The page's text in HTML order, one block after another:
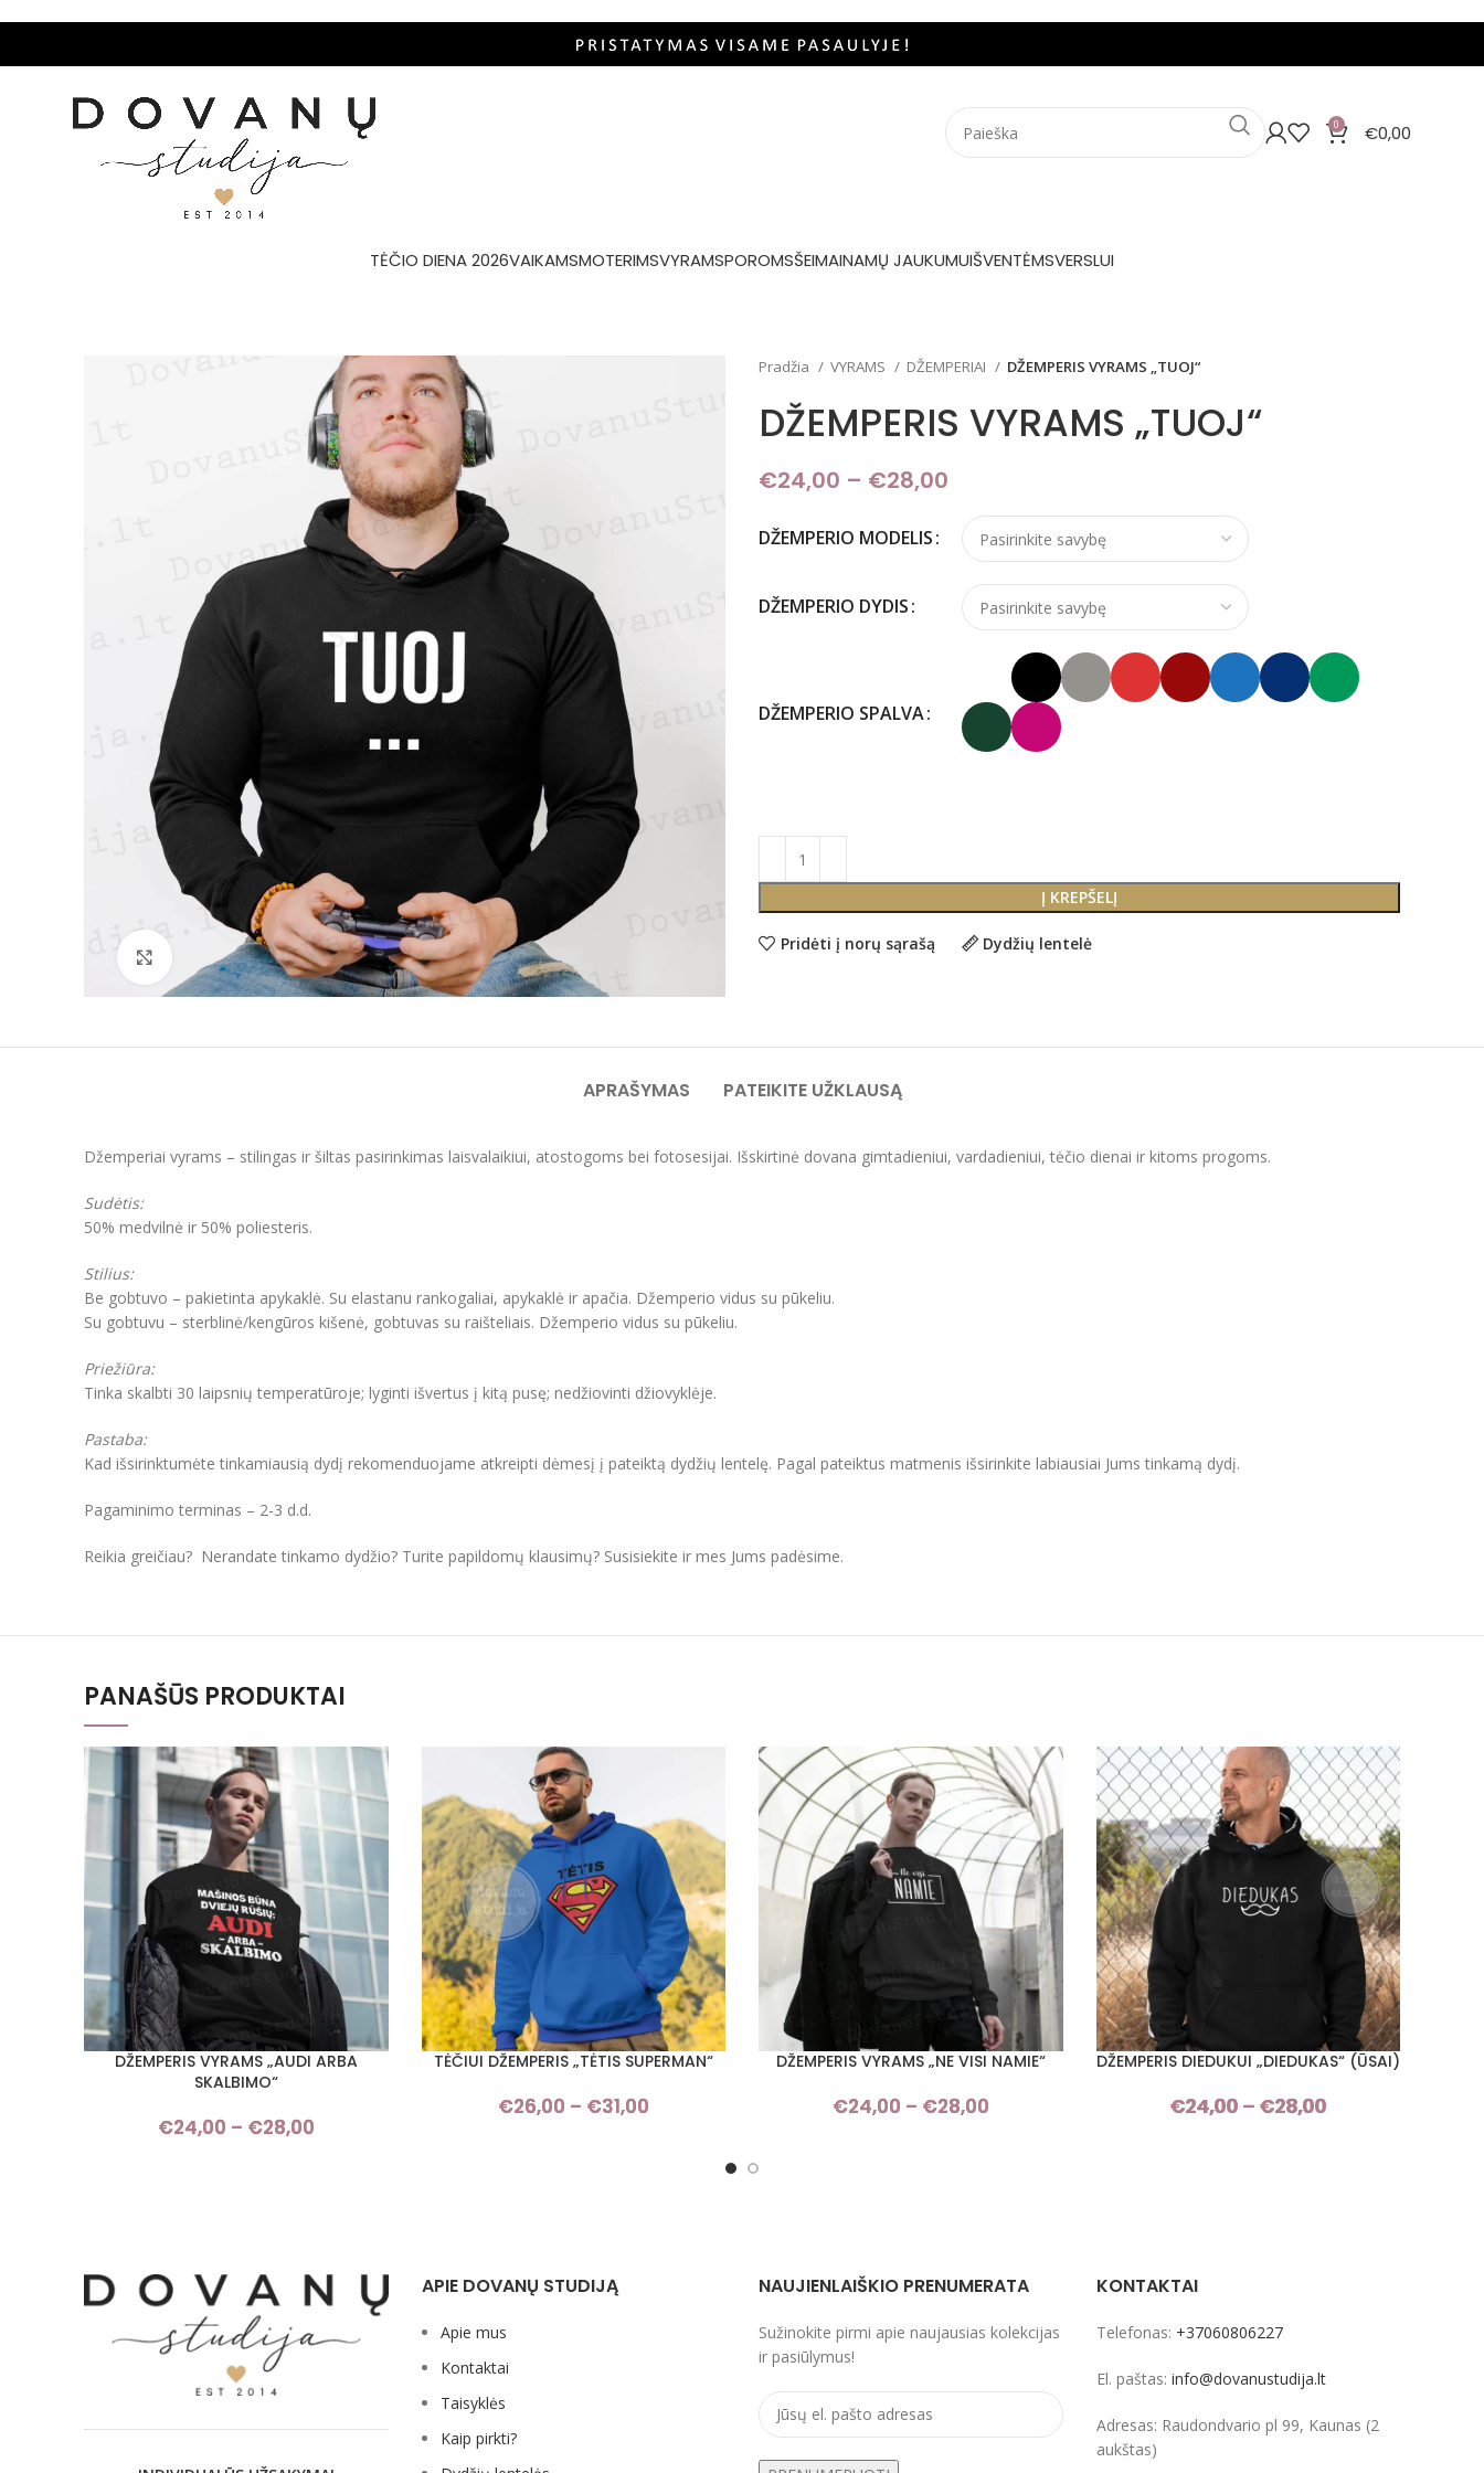
0 €0,00
TĖČIO DIENA 2026VAIKAMSMOTERIMSVYRAMSPOROMSŠEIMAINAMŲ JAUKUMUIŠVENTĖMSVERSLUI
Padidinti
Pradžia VYRAMS DŽEMPERIAI DŽEMPERIS VYRAMS „TUOJ“
DŽEMPERIS VYRAMS „TUOJ“
€24,00 – €28,00
DŽEMPERIO MODELIS
DŽEMPERIO DYDIS
DŽEMPERIO SPALVA
Į KREPŠELĮ
Pridėti į norų sąrašą Dydžių lentelė
APRAŠYMAS PATEIKITE UŽKLAUSĄ
Džemperiai vyrams – stilingas ir šiltas pasirinkimas laisvalaikiui, atostogoms bei fotosesijai. Išskirtinė dovana gimtadieniui, vardadieniui, tėčio dienai ir kitoms progoms.
Sudėtis:
50% medvilnė ir 50% poliesteris.
Stilius:
Be gobtuvo – pakietinta apykaklė. Su elastanu rankogaliai, apykaklė ir apačia. Džemperio vidus su pūkeliu.
Su gobtuvu – sterblinė/kengūros kišenė, gobtuvas su raišteliais. Džemperio vidus su pūkeliu.
Priežiūra:
Tinka skalbti 30 laipsnių temperatūroje; lyginti išvertus į kitą pusę; nedžiovinti džiovyklėje.
Pastaba:
Kad išsirinktumėte tinkamiausią dydį rekomenduojame atkreipti dėmesį į pateiktą dydžių lentelę. Pagal pateiktus matmenis išsirinkite labiausiai Jums tinkamą dydį.
Pagaminimo terminas – 2-3 d.d.
Reikia greičiau? Nerandate tinkamo dydžio? Turite papildomų klausimų? Susisiekite ir mes Jums padėsime.
PANAŠŪS PRODUKTAI
PASIRINKTI SAVYBES
DŽEMPERIS VYRAMS „AUDI ARBA
SKALBIMO“
€24,00 – €28,00
PASIRINKTI SAVYBES
TĖČIUI DŽEMPERIS „TĖTIS SUPERMAN“
€26,00 – €31,00
€26,00
through
PASIRINKTI SAVYBES
DŽEMPERIS VYRAMS „NE VISI NAMIE“
€24,00 – €28,00
PASIRINKTI SAVYBES
DŽEMPERIS DIEDUKUI „DIEDUKAS“ (ŪSAI)
€24,00 – €28,00
APIE DOVANŲ STUDIJĄ
Apie mus
Kontaktai
Taisyklės
Kaip pirkti?
NAUJIENLAIŠKIO PRENUMERATA
Sužinokite pirmi apie naujausias kolekcijas
ir pasiūlymus!
KONTAKTAI
Telefonas: +37060806227
El. paštas: info@dovanustudija.lt
Adresas: Raudondvario pl 99, Kaunas (2
aukštas)